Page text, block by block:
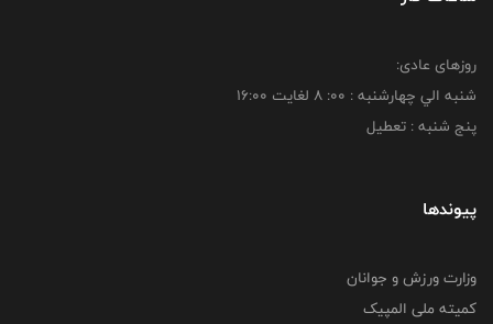
روزهای عادی:
شنبه الي چهارشنبه : 00: 8 لغايت 16:00
پنج شنبه : تعطیل
پیوندها
وزارت ورزش و جوانان
کمیته ملی المپیک